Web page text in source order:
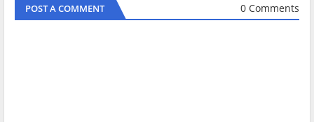
POST A COMMENT 0 Comments